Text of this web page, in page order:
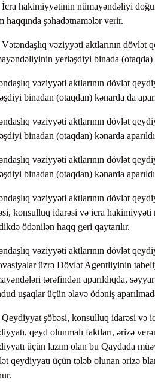
İcra hakimiyyətinin nümayəndəliyi
haqqında şəhadətnamələr verir.
Vətəndaşlıq vəziyyəti aktlarının
yerləşdiyi binada
vəziyyəti aktlarının dövlət
binadan (otaqdan) kənarda da
vəziyyəti aktlarının dövlət
binadan (otaqdan) kənarda
vəziyyəti aktlarının dövlət
binadan (otaqdan) kənarda
vəziyyəti aktlarının dövlət
konsulluq idarəsi və icra hakimiyyəti
ödənilən haqq geri qaytarılır.
vəziyyəti aktlarının dövlət
üzrə Dövlət Agentliyinin
tərəfindən aparıldıqda,
uşaqlar üçün əlavə ödəniş
Qeydiyyat şöbəsi, konsulluq idarəsi və
qeyd olunmalı faktları, ərizə
üçün lazım olan bu Qaydada
qeydiyyatı üçün tələb olunan ərizə